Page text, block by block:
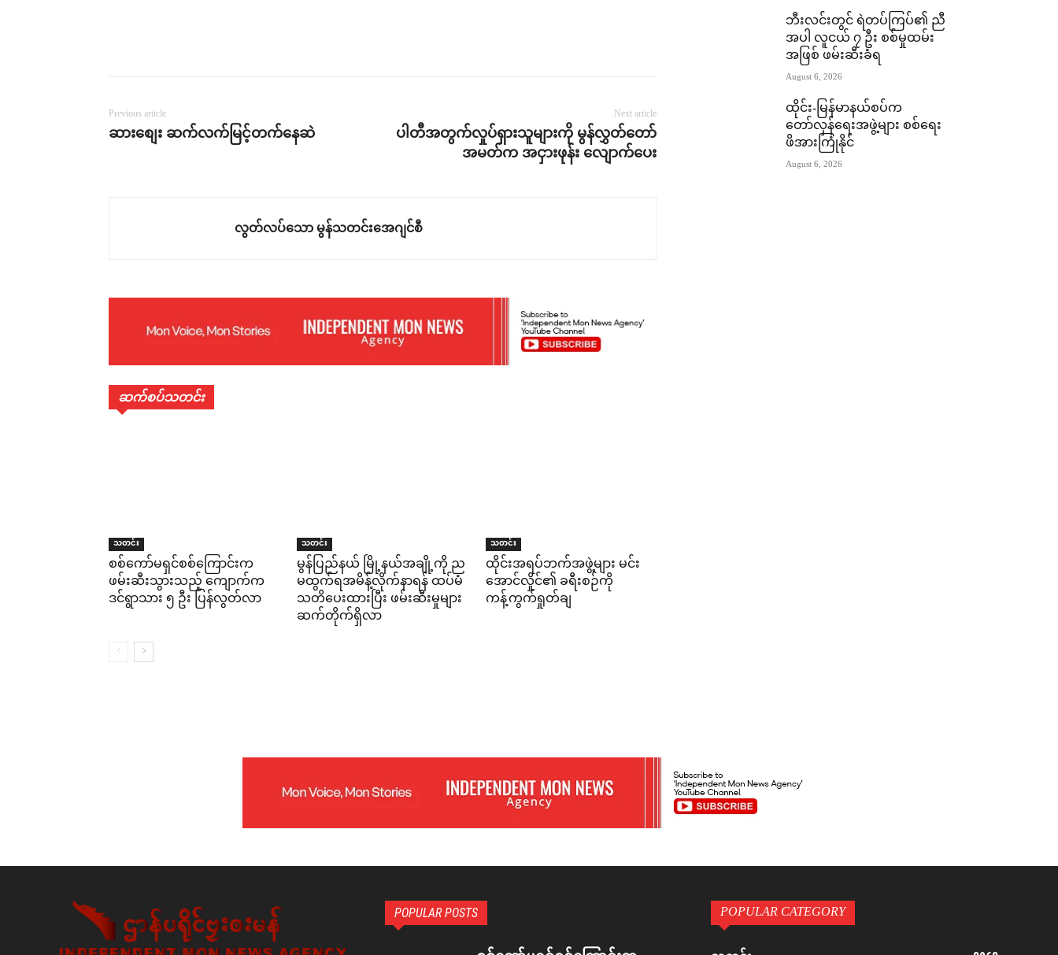
Previous article
ဆားစျေး ဆက်လက်မြင့်တက်နေဆဲ
Next article
ပါတီအတွက်လှုပ်ရှားသူများကို မွန်လွှတ်တော်
အမတ်က အငှားဖုန်း လျောက်ပေး
လွတ်လပ်သော မွန်သတင်းအေဂျင်စီ
ဆက်စပ်သတင်း
သတင်း
စစ်ကော်မရှင်စစ်ကြောင်းက
ဖမ်းဆီးသွားသည့် ကျောက်က
ဒင်ရွာသား ၅ ဦး ပြန်လွတ်လာ
သတင်း
မွန်ပြည်နယ် မြို့နယ်အချို့ကို ည
မထွက်ရအမိန့်လိုက်နာရန် ထပ်မံ
သတိပေးထားပြီး ဖမ်းဆီးမှုများ
ဆက်တိုက်ရှိလာ
သတင်း
ထိုင်းအရပ်ဘက်အဖွဲ့များ မင်း
အောင်လှိုင်၏ ခရီးစဉ်ကို
ကန့်ကွက်ရှုတ်ချ
ဘီးလင်းတွင် ရဲတပ်ကြပ်၏ ညီ
အပါ လူငယ် ၇ ဦး စစ်မှုထမ်း
အဖြစ် ဖမ်းဆီးခံရ
August 6, 2026
ထိုင်း-မြန်မာနယ်စပ်က
တော်လှန်ရေးအဖွဲ့များ စစ်ရေး
ဖိအားကြုံနိုင်
August 6, 2026
POPULAR POSTS POPULAR CATEGORY